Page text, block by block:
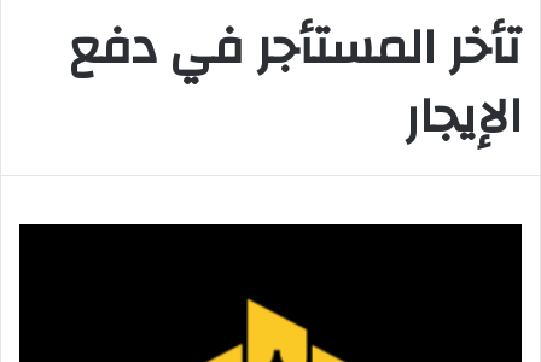
تأخر المستأجر في دفع
الإيجار